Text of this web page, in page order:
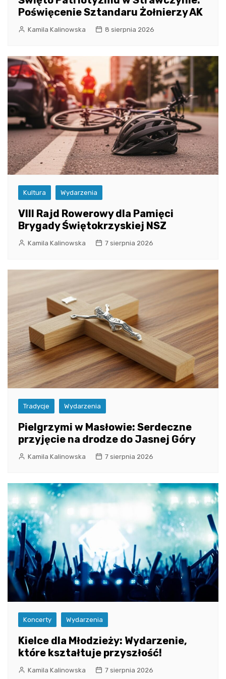
Poświęcenie Sztandaru Żołnierzy AK
Kamila Kalinowska 8 sierpnia 2026
Kultura Wydarzenia
VIII Rajd Rowerowy dla Pamięci
Brygady Świętokrzyskiej NSZ
Kamila Kalinowska 7 sierpnia 2026
Tradycje Wydarzenia
Pielgrzymi w Masłowie: Serdeczne
przyjęcie na drodze do Jasnej Góry
Kamila Kalinowska 7 sierpnia 2026
Koncerty Wydarzenia
Kielce dla Młodzieży: Wydarzenie,
które kształtuje przyszłość!
Kamila Kalinowska 7 sierpnia 2026